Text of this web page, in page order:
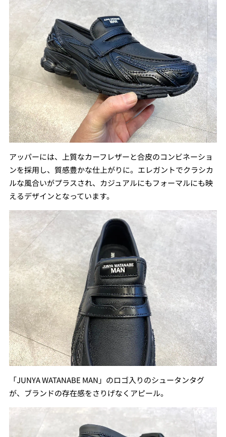
アッパーには、上質なカーフレザーと合皮のコンビネーショ
ンを採用し、質感豊かな仕上がりに。エレガントでクラシカ
ルな風合いがプラスされ、カジュアルにもフォーマルにも映
えるデザインとなっています。
「JUNYA WATANABE MAN」のロゴ入りのシュータンタグ
が、ブランドの存在感をさりげなくアピール。